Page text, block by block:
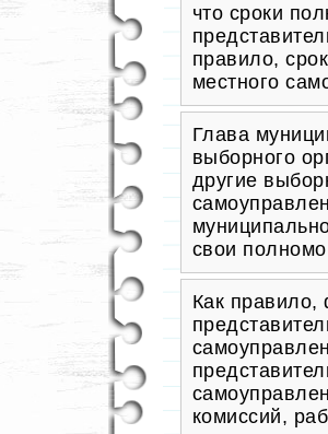
что сроки
правило,
местного
Глава
выборного
другие
свои
Как правило,
комиссий,